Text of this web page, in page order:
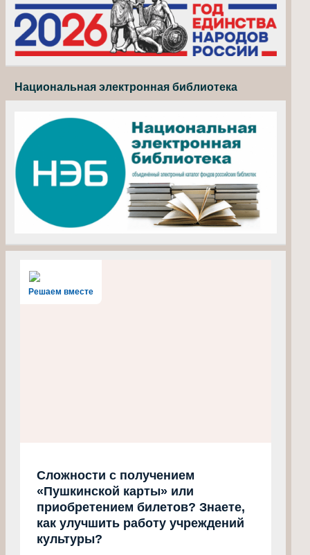
Национальная электронная библиотека
Решаем вместе
Сложности с получением
«Пушкинской карты» или
приобретением билетов? Знаете,
как улучшить работу учреждений
культуры?